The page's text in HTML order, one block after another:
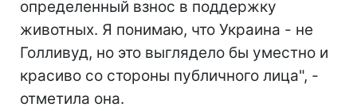
определенный взнос в поддержку
животных. Я понимаю, что Украина - не
Голливуд, но это выглядело бы уместно и
красиво со стороны публичного лица", -
отметила она.